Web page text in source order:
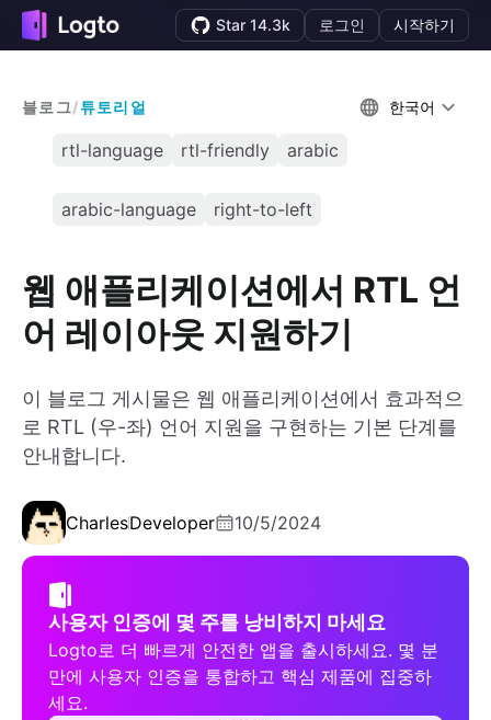
Star 14.3k 로그인 시작하기
블로그/튜토리얼 한국어
rtl-language rtl-friendly arabic
arabic-language right-to-left
웹 애플리케이션에서 RTL 언
어 레이아웃 지원하기
이 블로그 게시물은 웹 애플리케이션에서 효과적으
로 RTL (우-좌) 언어 지원을 구현하는 기본 단계를
안내합니다.
CharlesDeveloper 10/5/2024
사용자 인증에 몇 주를 낭비하지 마세요
Logto로 더 빠르게 안전한 앱을 출시하세요. 몇 분
만에 사용자 인증을 통합하고 핵심 제품에 집중하
세요.